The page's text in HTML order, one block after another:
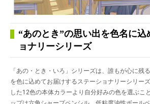
“あのとき”の思い出を色名に込
ョナリーシリーズ
「あの・とき・いろ」シリーズは、誰もが心に残
を色に込めてお届けするステーショナリーシリー
した12色の本体カラーより自分好みの色を選ぶこ